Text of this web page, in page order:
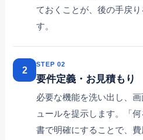
ておくことが、後の手戻
す。
2
STEP 02
要件定義・お見積もり
必要な機能を洗い出し、
ュールを提示します。「
書で明確にすることで、